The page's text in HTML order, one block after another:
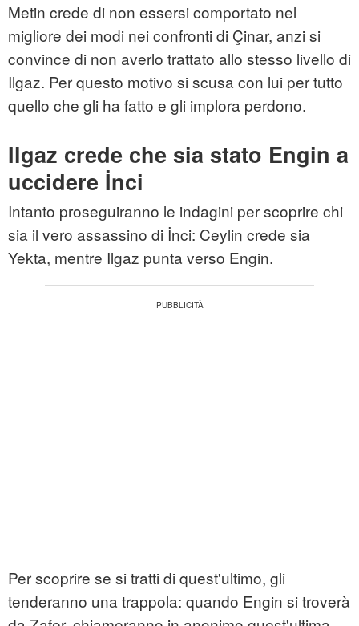
Metin crede di non essersi comportato nel
migliore dei modi nei confronti di Çinar, anzi si
convince di non averlo trattato allo stesso livello di
Ilgaz. Per questo motivo si scusa con lui per tutto
quello che gli ha fatto e gli implora perdono.
Ilgaz crede che sia stato Engin a
uccidere İnci
Intanto proseguiranno le indagini per scoprire chi
sia il vero assassino di İnci: Ceylin crede sia
Yekta, mentre Ilgaz punta verso Engin.
Per scoprire se si tratti di quest'ultimo, gli
tenderanno una trappola: quando Engin si troverà